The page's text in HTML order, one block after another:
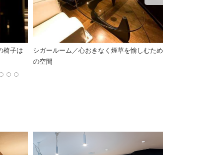
椅子は
シガールーム／心おきなく煙草を愉しむため
の空間